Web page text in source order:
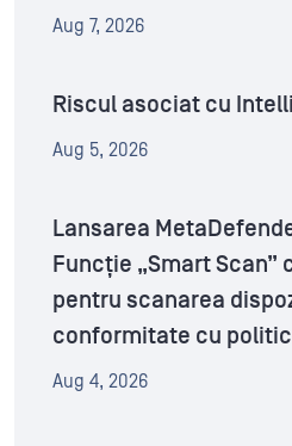
Aug 7, 2026
Riscul asociat cu
Aug 5, 2026
Lansarea
Funcție „Smart Scan”
pentru scanarea
conformitate cu
Aug 4, 2026